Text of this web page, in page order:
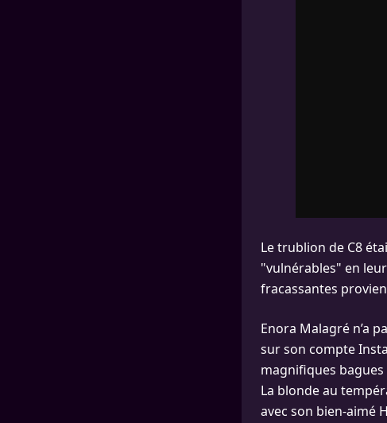
Le trublion de C8
"vulnérables" en
fracassantes
Enora Malagré n’a
sur son compte
magnifiques bagues
La blonde au
avec son bien-aimé